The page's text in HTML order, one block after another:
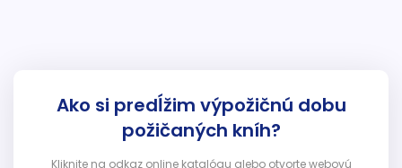
Ako si predĺžim výpožičnú dobu
požičaných kníh?
Kliknite na odkaz online katalógu alebo otvorte webovú